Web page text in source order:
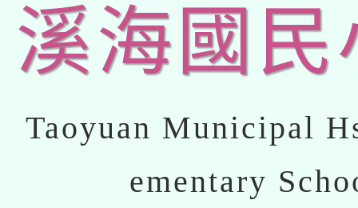
溪海國民
Taoyuan Municipal
ementary